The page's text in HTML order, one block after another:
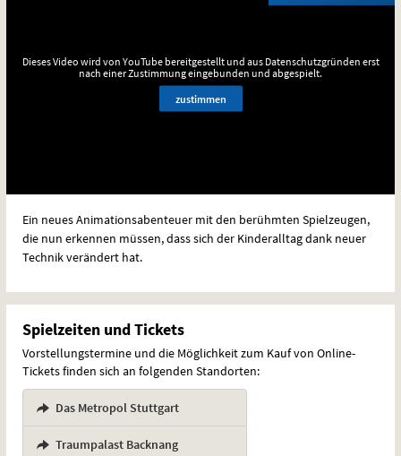
Dieses Video wird von YouTube bereitgestellt und aus Datenschutzgründen erst
nach einer Zustimmung eingebunden und abgespielt.
zustimmen
Ein neues Animationsabenteuer mit den berühmten Spielzeugen,
die nun erkennen müssen, dass sich der Kinderalltag dank neuer
Technik verändert hat.
Spielzeiten und Tickets
Vorstellungstermine und die Möglichkeit zum Kauf von Online-
Tickets finden sich an folgenden Standorten:
Das Metropol Stuttgart
Traumpalast Backnang